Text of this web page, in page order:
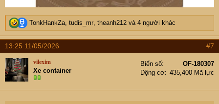
R
e
a
c
s
TonkHankZa, tudis_mr, theanh212 và 4 người khác
13:25 11/05/2026 #7
vilexim
Xe container
Biển số
OF-180307
Động cơ
435,400 Mã lực